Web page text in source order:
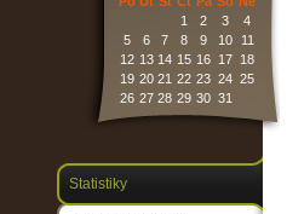
1
2 3
4
5
6 7 8 9 10
11
12 13 14 15 16 17
18
19 20 21 22 23 24 25
26 27 28 29 30 31
Statistiky